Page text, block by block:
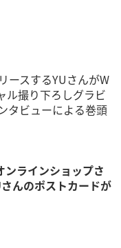
ースするYUさんがW
撮り下ろしグラビ
タビューによる巻頭
ンラインショップさ
さんのポストカードが